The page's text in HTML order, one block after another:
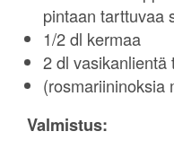
pintaan tarttuvaa
1/2 dl kermaa
2 dl vasikanlientä
(rosmariininoksia
Valmistus: